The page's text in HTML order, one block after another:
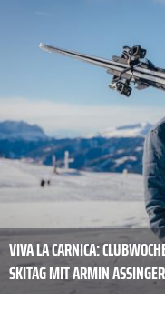
VIVA LA CARNICA:
SKITAG MIT ARMIN ASSINGER